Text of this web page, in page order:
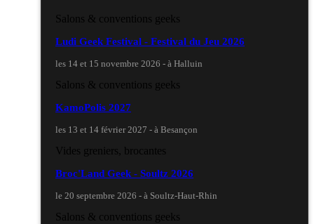
Salons & conventions geeks
Ludi Geek Festival - Festival du Jeu 2026
les 14 et 15 novembre 2026 - à Halluin
Salons & conventions geeks
KamoPolis 2027
les 13 et 14 février 2027 - à Besançon
Vides greniers, brocantes
Broc'Land Geek - Soultz 2026
le 20 septembre 2026 - à Soultz-Haut-Rhin
Salons & conventions geeks